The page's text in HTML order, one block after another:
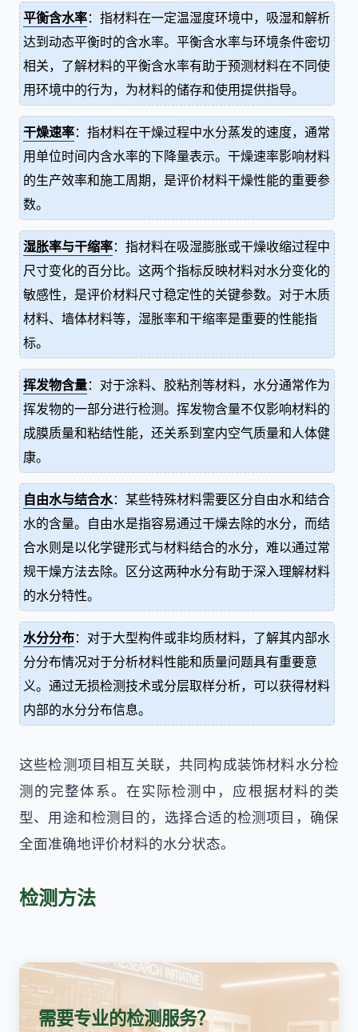
平衡含水率：指材料在一定温湿度环境中，吸湿和解析
达到动态平衡时的含水率。平衡含水率与环境条件密切
相关，了解材料的平衡含水率有助于预测材料在不同使
用环境中的行为，为材料的储存和使用提供指导。
干燥速率：指材料在干燥过程中水分蒸发的速度，通常
用单位时间内含水率的下降量表示。干燥速率影响材料
的生产效率和施工周期，是评价材料干燥性能的重要参
数。
湿胀率与干缩率：指材料在吸湿膨胀或干燥收缩过程中
尺寸变化的百分比。这两个指标反映材料对水分变化的
敏感性，是评价材料尺寸稳定性的关键参数。对于木质
材料、墙体材料等，湿胀率和干缩率是重要的性能指
标。
挥发物含量：对于涂料、胶粘剂等材料，水分通常作为
挥发物的一部分进行检测。挥发物含量不仅影响材料的
成膜质量和粘结性能，还关系到室内空气质量和人体健
康。
自由水与结合水：某些特殊材料需要区分自由水和结合
水的含量。自由水是指容易通过干燥去除的水分，而结
合水则是以化学键形式与材料结合的水分，难以通过常
规干燥方法去除。区分这两种水分有助于深入理解材料
的水分特性。
水分分布：对于大型构件或非均质材料，了解其内部水
分分布情况对于分析材料性能和质量问题具有重要意
义。通过无损检测技术或分层取样分析，可以获得材料
内部的水分分布信息。
这些检测项目相互关联，共同构成装饰材料水分检
测的完整体系。在实际检测中，应根据材料的类
型、用途和检测目的，选择合适的检测项目，确保
全面准确地评价材料的水分状态。
检测方法
需要专业的检测服务？